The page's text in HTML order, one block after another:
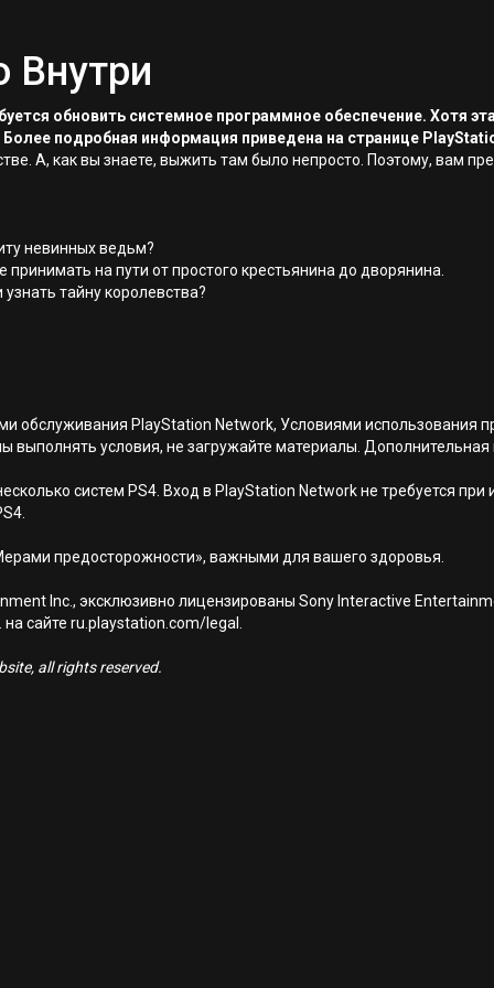
Внутри
обновить системное программное обеспечение. Хотя
подробная информация приведена на странице
А, как вы знаете, выжить там было непросто. Поэтому, вам
невинных ведьм?
на пути от простого крестьянина до дворянина.
тайну королевства?
обслуживания PlayStation Network, Условиями
выполнять условия, не загружайте материалы.
систем PS4. Вход в PlayStation Network не требуется
предосторожности», важными для вашего здоровья.
Inc., эксклюзивно лицензированы Sony Interactive
сайте ru.playstation.com/legal.
all rights reserved.